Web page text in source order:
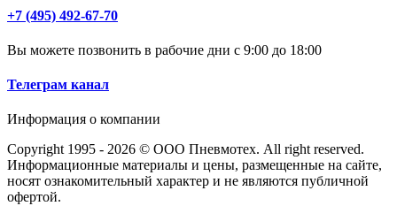
+7 (495) 492-67-70
Вы можете позвонить в рабочие дни с 9:00 до 18:00
Телеграм канал
Информация о компании
Copyright 1995 - 2026 © ООО Пневмотех. All right reserved.
Информационные материалы и цены, размещенные на сайте,
носят ознакомительный характер и не являются публичной
офертой.